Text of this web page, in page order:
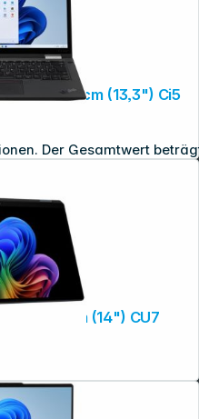
Der Gesamtwert
Ci5
CU7
Alle Rechte vorbehalten.